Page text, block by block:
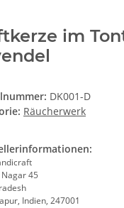
im
DK001-D
Räucherwerk
45
Indien, 247001